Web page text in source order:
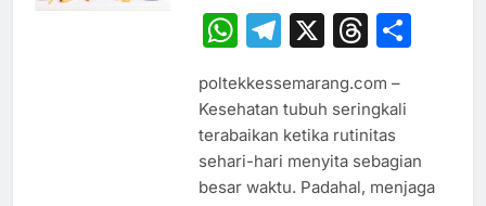
WhatsApp
Telegram
X
poltekkessemarang.com –
Kesehatan tubuh seringkali
terabaikan ketika rutinitas
sehari-hari menyita sebagian
besar waktu. Padahal, menjaga